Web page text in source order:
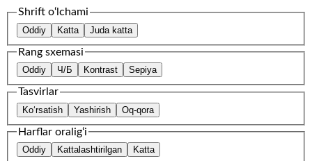
Shrift o‘lchami
Oddiy Katta Juda katta
Rang sxemasi
Oddiy Ч/Б Kontrast Sepiya
Tasvirlar
Ko‘rsatish Yashirish Oq-qora
Harflar oralig‘i
Oddiy Kattalashtirilgan Katta